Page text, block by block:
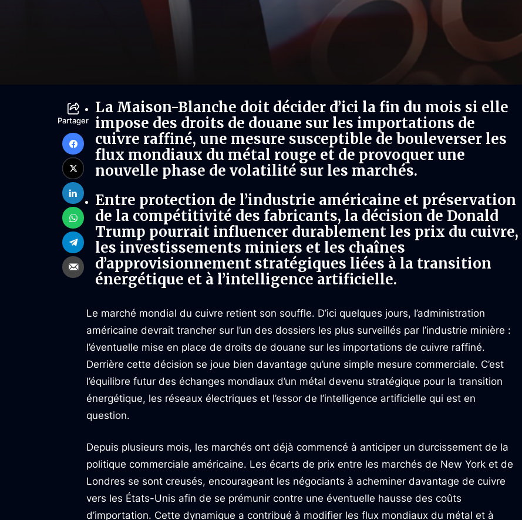
Partager
La Maison-Blanche doit décider d’ici la fin du mois si elle
impose des droits de douane sur les importations de
cuivre raffiné, une mesure susceptible de bouleverser les
flux mondiaux du métal rouge et de provoquer une
nouvelle phase de volatilité sur les marchés.
Entre protection de l’industrie américaine et préservation
de la compétitivité des fabricants, la décision de Donald
Trump pourrait influencer durablement les prix du cuivre,
les investissements miniers et les chaînes
d’approvisionnement stratégiques liées à la transition
énergétique et à l’intelligence artificielle.
Le marché mondial du cuivre retient son souffle. D’ici quelques jours, l’administration
américaine devrait trancher sur l’un des dossiers les plus surveillés par l’industrie minière :
l’éventuelle mise en place de droits de douane sur les importations de cuivre raffiné.
Derrière cette décision se joue bien davantage qu’une simple mesure commerciale. C’est
l’équilibre futur des échanges mondiaux d’un métal devenu stratégique pour la transition
énergétique, les réseaux électriques et l’essor de l’intelligence artificielle qui est en
question.
Depuis plusieurs mois, les marchés ont déjà commencé à anticiper un durcissement de la
politique commerciale américaine. Les écarts de prix entre les marchés de New York et de
Londres se sont creusés, encourageant les négociants à acheminer davantage de cuivre
vers les États-Unis afin de se prémunir contre une éventuelle hausse des coûts
d’importation. Cette dynamique a contribué à modifier les flux mondiaux du métal et à